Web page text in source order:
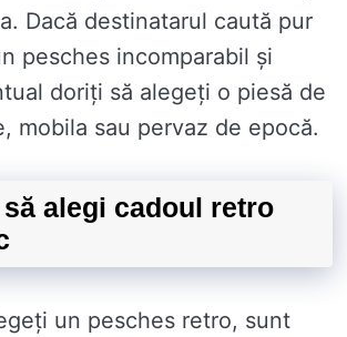
Dacă destinatarul caută pur
pesches incomparabil și
doriți să alegeți o piesă de
mobila sau pervaz de epocă.
să alegi cadoul retro
un pesches retro, sunt